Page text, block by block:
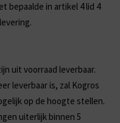
bepaalde in artikel 4 lid 4
uit voorraad leverbaar.
leverbaar is, zal Kogros
op de hoogte stellen.
uiterlijk binnen 5